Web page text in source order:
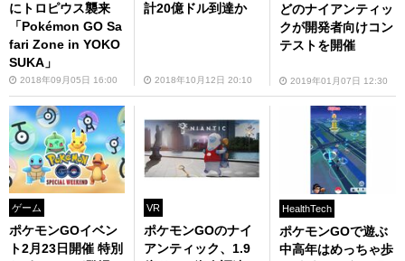
にトロピウス襲来
「Pokémon GO Sa
fari Zone in YOKO
SUKA」
2018年09月05日 16:00
計20億ドル到達か
2018年10月12日 20:10
どのナイアンティッ
クが開発者向けコン
テストを開催
2019年01月07日 12:30
ゲーム
ポケモンGOイベン
ト2月23日開催 特別
VR
ポケモンGOのナイ
アンティック、1.9
HealthTech
ポケモンGOで遊ぶ
中高年はめっちゃ歩